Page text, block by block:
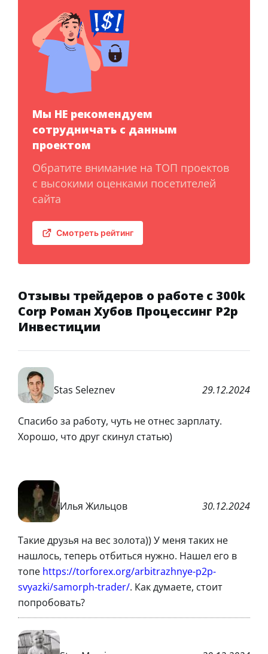
Мы НЕ рекомендуем
сотрудничать с данным
проектом
Обратите внимание на ТОП проектов
с высокими оценками посетителей
сайта
Смотреть рейтинг
Отзывы трейдеров о работе с 300k
Corp Роман Хубов Процессинг P2p
Инвестиции
Stas Seleznev 29.12.2024
Спасибо за работу, чуть не отнес зарплату.
Хорошо, что друг скинул статью)
Илья Жильцов 30.12.2024
Такие друзья на вес золота)) У меня таких не
нашлось, теперь отбиться нужно. Нашел его в
топе https://torforex.org/arbitrazhnye-p2p-
svyazki/samorph-trader/. Как думаете, стоит
попробовать?